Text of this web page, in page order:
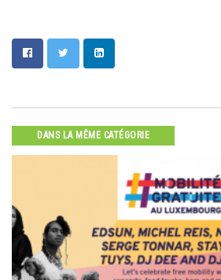
DANS LA MÊME CATÉGORIE